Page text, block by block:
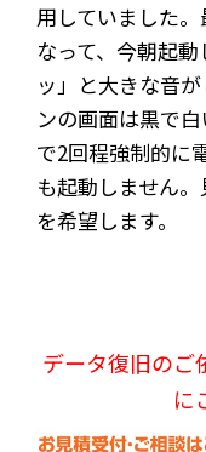
用していました
なって、今朝起
ッ」と大きな音
ンの画面は黒で
で2回程強制的に
も起動しません
を希望します。
データ復旧のご
に